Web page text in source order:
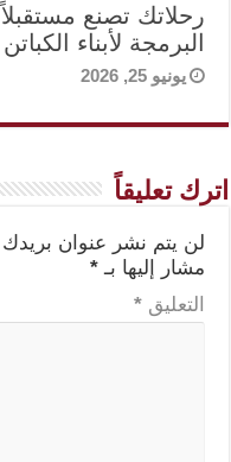
رحلاتك تصنع
البرمجة لأبناء الكباتن
يونيو 25, 2026
اترك تعليقاً
لن يتم نشر عنوان بريدك
مشار إليها بـ *
التعليق *